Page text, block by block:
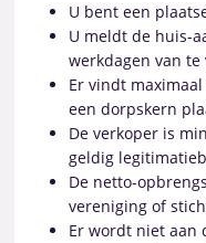
U bent een
U meldt de huis-
werkdagen van te
Er vindt
een dorpskern
De verkoper is
geldig
De netto-
vereniging of
Er wordt niet aan